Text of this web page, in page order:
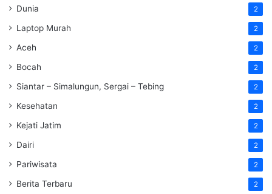
Dunia 2
Laptop Murah 2
Aceh 2
Bocah 2
Siantar – Simalungun, Sergai – Tebing 2
Kesehatan 2
Kejati Jatim 2
Dairi 2
Pariwisata 2
Berita Terbaru 2